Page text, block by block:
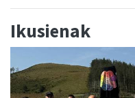
Ikusienak